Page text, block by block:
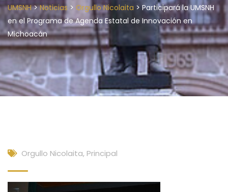
UMSNH>Noticias > Orgullo Nicolaita >Participará la UMSNH
en el Programa de Agenda Estatal de Innovación en
Michoacán
Orgullo Nicolaita, Principal